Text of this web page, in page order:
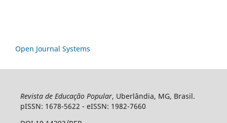
Open Journal Systems
Revista de Educação Popular, Uberlândia, MG, Brasil.
pISSN: 1678-5622 - eISSN: 1982-7660